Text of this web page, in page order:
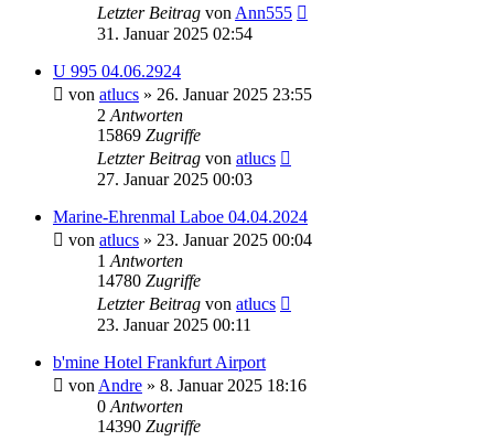
Letzter Beitrag von Ann555
31. Januar 2025 02:54
U 995 04.06.2924
von atlucs » 26. Januar 2025 23:55
2 Antworten
15869 Zugriffe
Letzter Beitrag von atlucs
27. Januar 2025 00:03
Marine-Ehrenmal Laboe 04.04.2024
von atlucs » 23. Januar 2025 00:04
1 Antworten
14780 Zugriffe
Letzter Beitrag von atlucs
23. Januar 2025 00:11
b'mine Hotel Frankfurt Airport
von Andre » 8. Januar 2025 18:16
0 Antworten
14390 Zugriffe